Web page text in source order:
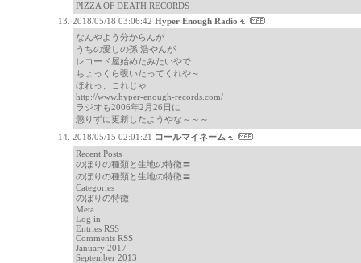
PIZZA OF DEATH RECORDS
2018/05/18 03:06:42 Hyper Enough Radio
なんやよう分からんが
うちの愛しの孫 浩やんが
レコード屋始めたみたいやで
ちょっくら覗いたってくれや～
ほれっ、これじゃ
http://www.hyper-enough-records.com/
ラジオも2006年2月26日に
懲りずに更新したようやな～～～
2018/05/15 02:01:21 コールマイネーム
Recent Posts
のぼりの種類と生地の特徴〓
のぼりの種類と生地の特徴〓
Categories
のぼりの特徴
Meta
Log in
Entries RSS
Comments RSS
January 2017
September 2013